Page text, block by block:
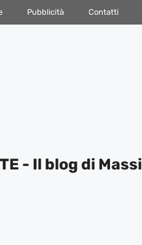
Pubblicità Contatti
- Il blog di